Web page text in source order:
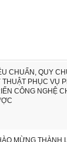
CHUẨN, QUY
THUẬT PHỤC VỤ
CÔNG NGHỆ
MỪNG THÀNH